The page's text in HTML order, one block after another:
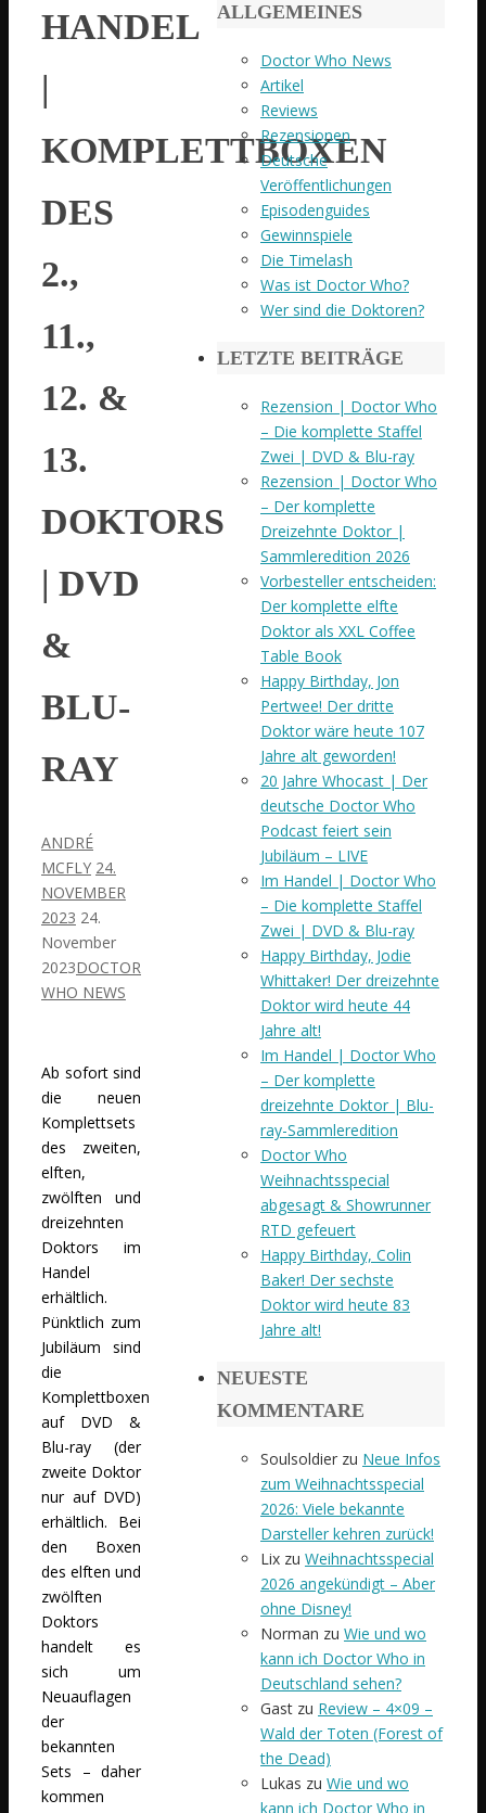
HANDEL
|
KOMPLETTBOXEN
DES
2.,
11.,
12. &
13.
DOKTORS
| DVD
&
BLU-
RAY
ANDRÉ
MCFLY 24.
NOVEMBER
2023 24.
November
2023DOCTOR
WHO NEWS
Ab sofort sind
die neuen
Komplettsets
des zweiten,
elften,
zwölften und
dreizehnten
Doktors im
Handel
erhältlich.
Pünktlich zum
Jubiläum sind
die
Komplettboxen
auf DVD &
Blu-ray (der
zweite Doktor
nur auf DVD)
erhältlich. Bei
den Boxen
des elften und
zwölften
Doktors
handelt es
sich um
Neuauflagen
der
bekannten
Sets – daher
kommen
ALLGEMEINES
Doctor Who News
Artikel
Reviews
Rezensionen
Deutsche
Veröffentlichungen
Episodenguides
Gewinnspiele
Die Timelash
Was ist Doctor Who?
Wer sind die Doktoren?
LETZTE BEITRÄGE
Rezension | Doctor Who
– Die komplette Staffel
Zwei | DVD & Blu-ray
Rezension | Doctor Who
– Der komplette
Dreizehnte Doktor |
Sammleredition 2026
Vorbesteller entscheiden:
Der komplette elfte
Doktor als XXL Coffee
Table Book
Happy Birthday, Jon
Pertwee! Der dritte
Doktor wäre heute 107
Jahre alt geworden!
20 Jahre Whocast | Der
deutsche Doctor Who
Podcast feiert sein
Jubiläum – LIVE
Im Handel | Doctor Who
– Die komplette Staffel
Zwei | DVD & Blu-ray
Happy Birthday, Jodie
Whittaker! Der dreizehnte
Doktor wird heute 44
Jahre alt!
Im Handel | Doctor Who
– Der komplette
dreizehnte Doktor | Blu-
ray-Sammleredition
Doctor Who
Weihnachtsspecial
abgesagt & Showrunner
RTD gefeuert
Happy Birthday, Colin
Baker! Der sechste
Doktor wird heute 83
Jahre alt!
NEUESTE
KOMMENTARE
Soulsoldier zu Neue Infos
zum Weihnachtsspecial
2026: Viele bekannte
Darsteller kehren zurück!
Lix zu Weihnachtsspecial
2026 angekündigt – Aber
ohne Disney!
Norman zu Wie und wo
kann ich Doctor Who in
Deutschland sehen?
Gast zu Review – 4×09 –
Wald der Toten (Forest of
the Dead)
Lukas zu Wie und wo
kann ich Doctor Who in